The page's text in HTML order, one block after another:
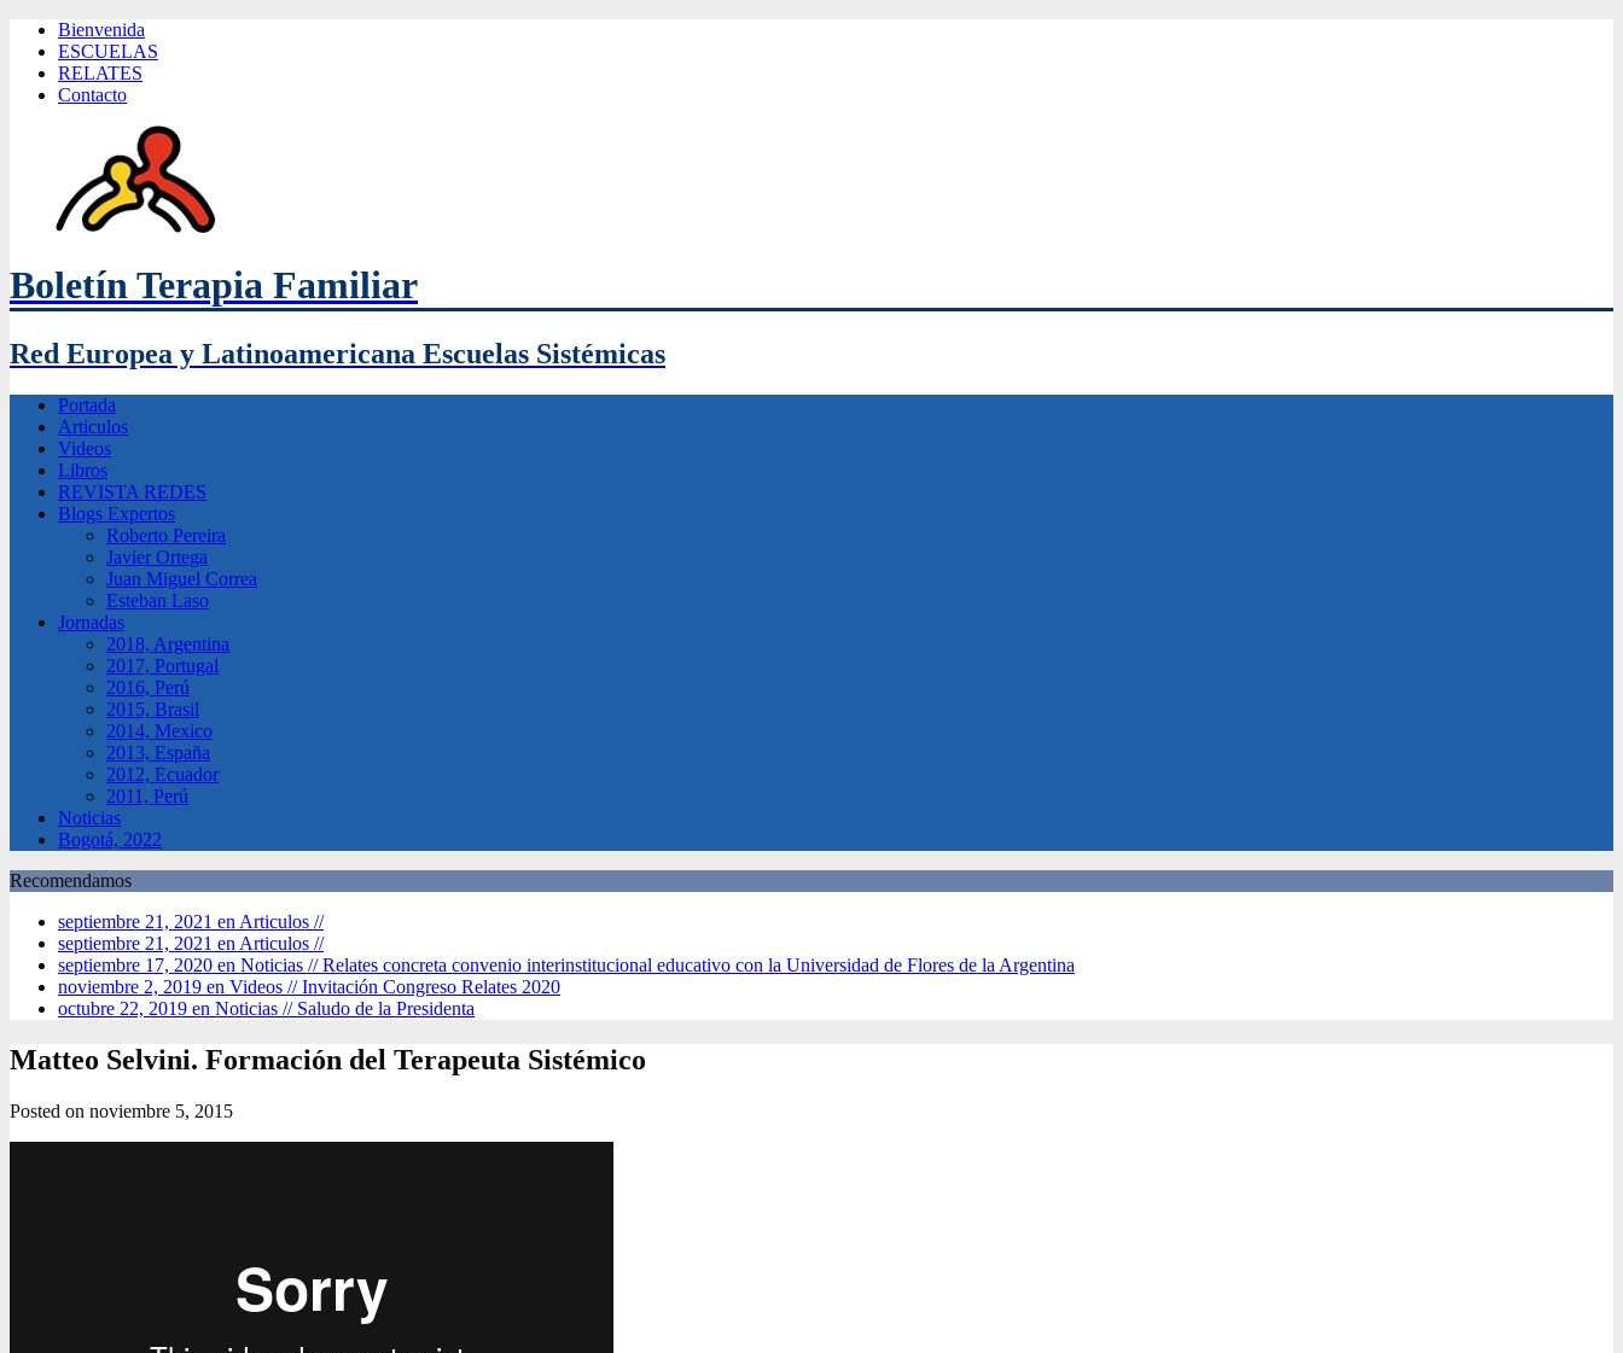
Bienvenida
ESCUELAS
RELATES
Contacto
Boletín Terapia Familiar
Red Europea y Latinoamericana Escuelas Sistémicas
Portada
Articulos
Videos
Libros
REVISTA REDES
Blogs Expertos
Roberto Pereira
Javier Ortega
Juan Miguel Correa
Esteban Laso
Jornadas
2018, Argentina
2017, Portugal
2016, Perú
2015, Brasil
2014, Mexico
2013, España
2012, Ecuador
2011, Perú
Noticias
Bogotá, 2022
Recomendamos
septiembre 21, 2021 en Articulos //
septiembre 21, 2021 en Articulos //
septiembre 17, 2020 en Noticias //Relates concreta convenio interinstitucional educativo con la Universidad de Flores de la Argentina
noviembre 2, 2019 en Videos //Invitación Congreso Relates 2020
octubre 22, 2019 en Noticias // Saludo de la Presidenta
Matteo Selvini. Formación del Terapeuta Sistémico
Posted on noviembre 5, 2015